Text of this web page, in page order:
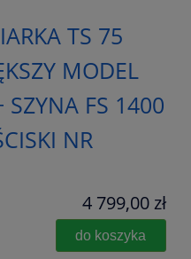
TS 75
MODEL
SZYNA FS 1400
NR
4 799,00 zł
do koszyka